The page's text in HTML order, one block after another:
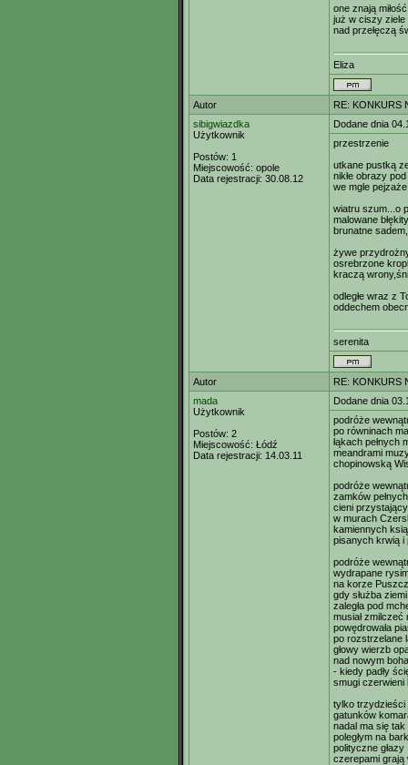
one znają
już w ciszy ziele
nad przełęczą
Eliza
Autor
RE: KONKURS
sibigwiazdka
Użytkownik
Postów: 1
Miejscowość: opole
Data rejestracji: 30.08.12
Dodane dnia
przestrzenie
utkane pustką
nikłe obrazy
we mgle
wiatru szum...o
malowane
brunatne
żywe
osrebrzone
kraczą
odległe wraz z
oddechem
serenita
Autor
RE: KONKURS
mada
Użytkownik
Postów: 2
Miejscowość: Łódź
Data rejestracji: 14.03.11
Dodane dnia
podróże
po równinach
łąkach pełnych
meandrami
chopinowską
podróże
zamków
cieni
w murach
kamiennych
pisanych krwią i
podróże
wydrapane
na korze
gdy służba
zaległa pod
musiał zmilczeć
powędrowała
po rozstrzelane
głowy wierzb
nad nowym
- kiedy padły
smugi czerwieni
tylko trzydzieści
gatunków
nadal ma się tak
poległym na
polityczne głazy
czerepami grają